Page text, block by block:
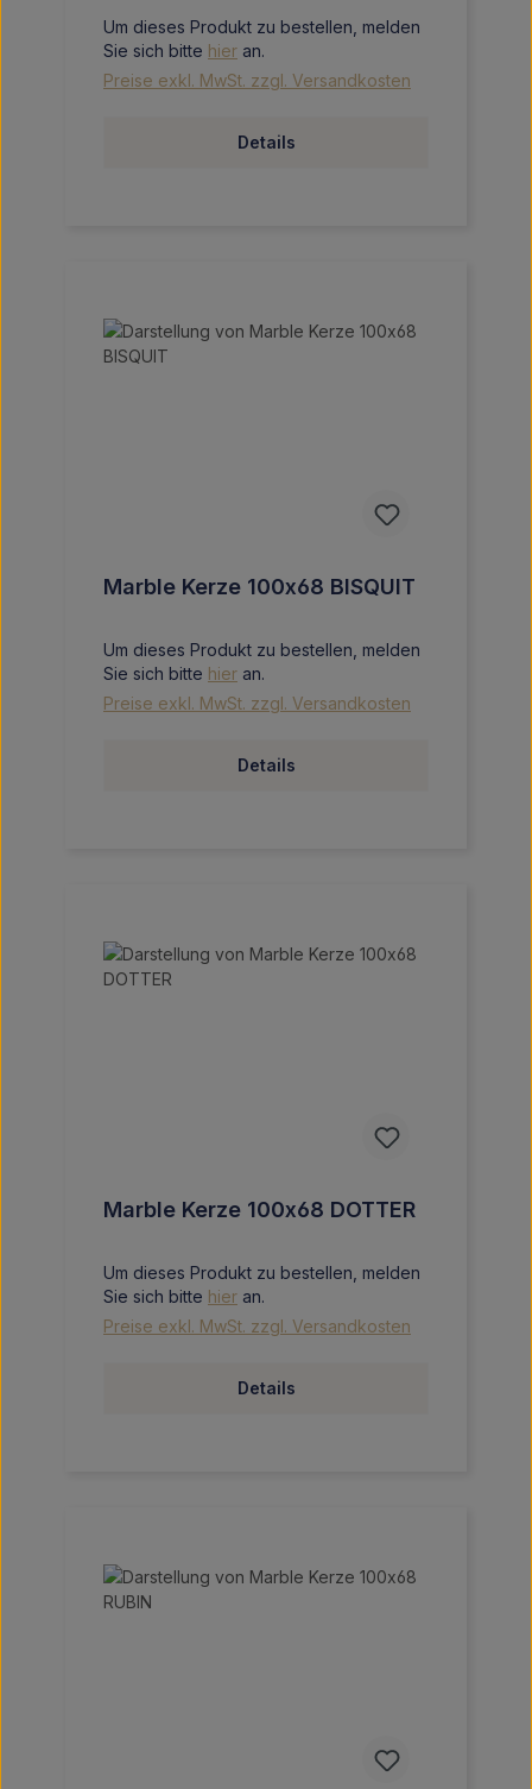
Um dieses Produkt zu bestellen, melden
Sie sich bitte hier an.
Preise exkl. MwSt. zzgl. Versandkosten
Details
Marble Kerze 100x68 BISQUIT
Um dieses Produkt zu bestellen, melden
Sie sich bitte hier an.
Preise exkl. MwSt. zzgl. Versandkosten
Details
Marble Kerze 100x68 DOTTER
Um dieses Produkt zu bestellen, melden
Sie sich bitte hier an.
Preise exkl. MwSt. zzgl. Versandkosten
Details